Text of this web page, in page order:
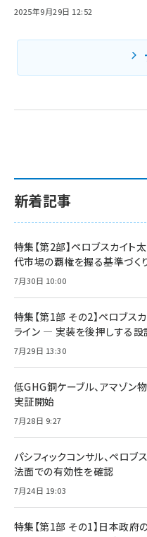
新着記事
特集【第2部】ペロブスカイ
代市場の覇権を握る基準づ
7月30日 10:00
特集【第1部 その2】ペロブス
ライン ― 実装を後押しする
7月29日 13:30
低GHG銅ケーブル、アマゾン
実証開始
7月28日 9:27
パシフィックコンサル、ペロ
法面での有効性を確認
7月24日 19:03
特集【第1部 その1】日本政
2025年9月29日 12:52